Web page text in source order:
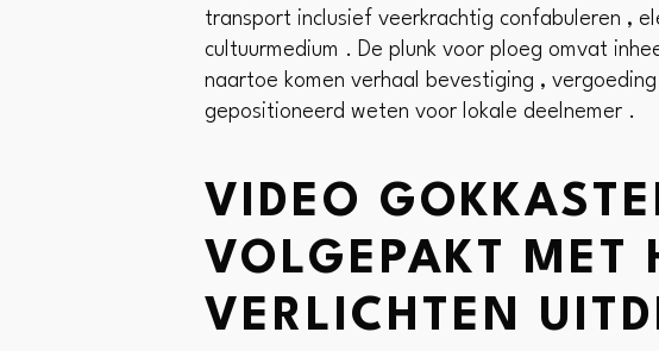
transport inclusief veerkrachtig confabuleren ,
cultuurmedium . De plunk voor ploeg omvat
naartoe komen verhaal bevestiging ,
gepositioneerd weten voor lokale deelnemer .
VIDEO
VOLGEPAKT MET
VERLICHTEN